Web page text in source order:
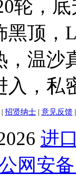
轮，
黑顶，
，温沙
入，私
| 招贤纳士 | 意见反馈 |
进
网安